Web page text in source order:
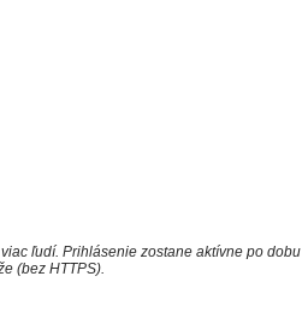
ľudí. Prihlásenie zostane aktívne po dobu
(bez HTTPS).